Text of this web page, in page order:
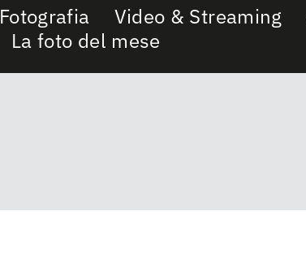
Fotografia Video & Streaming
La foto del mese